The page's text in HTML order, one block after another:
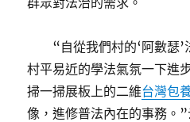
“自從我們村的‘阿數瑟
村平易近的學法氣氛一下進
掃一掃展板上的二維台灣包
像，進修普法內在的事務。